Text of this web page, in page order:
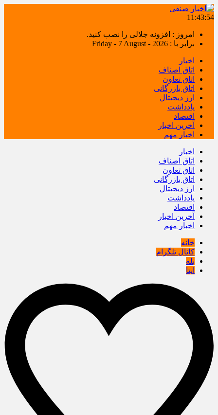
11:43:55
امروز : افزونه جلالی را نصب کنید.
برابر با : Friday - 7 August - 2026
اخبار
اتاق اصناف
اتاق تعاون
اتاق بازرگانی
ارز دیجیتال
یادداشت
اقتصاد
آخرین اخبار
اخبار مهم
اخبار
اتاق اصناف
اتاق تعاون
اتاق بازرگانی
ارز دیجیتال
یادداشت
اقتصاد
آخرین اخبار
اخبار مهم
خانه
کانال تلگرام
بله
ایتا